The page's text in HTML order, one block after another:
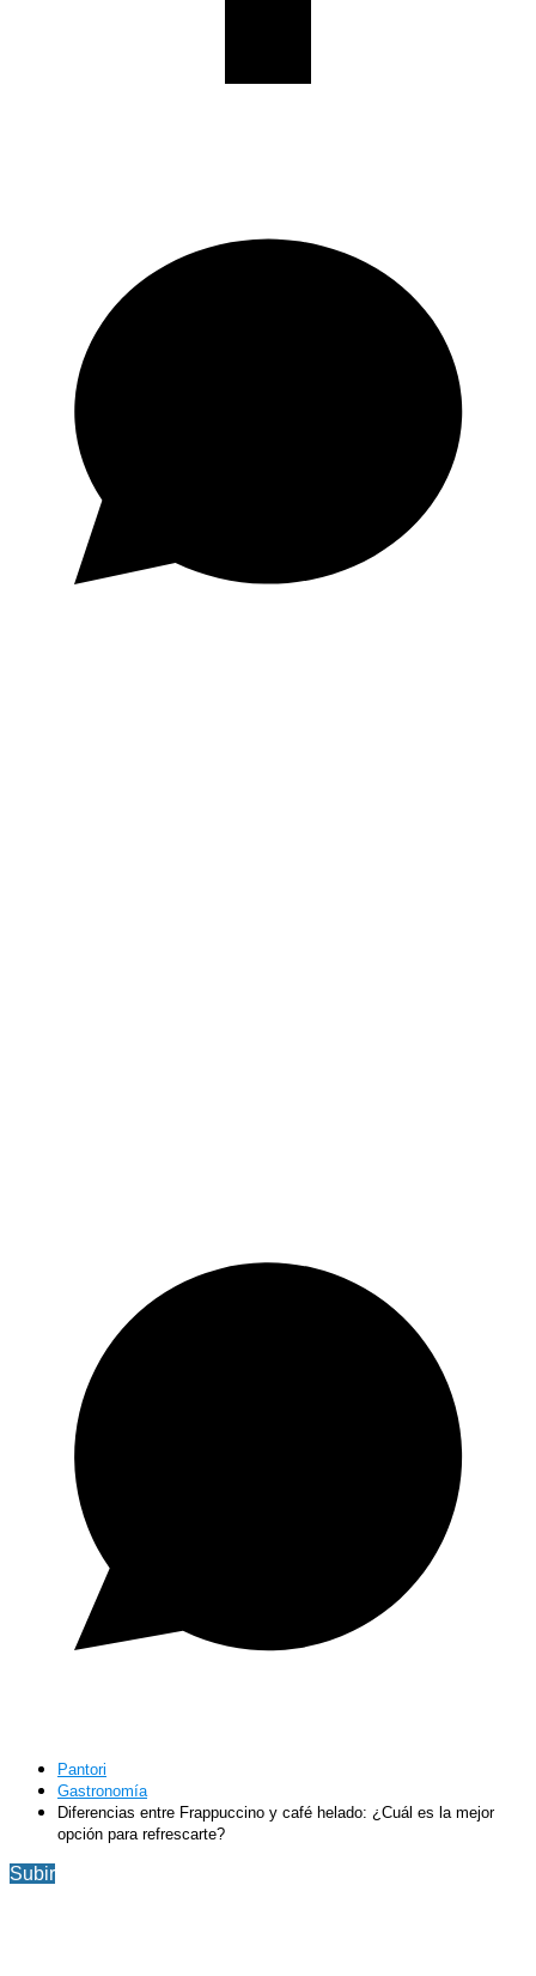
Pantori
Gastronomía
Diferencias entre Frappuccino y café helado: ¿Cuál es la mejor
opción para refrescarte?
Subir